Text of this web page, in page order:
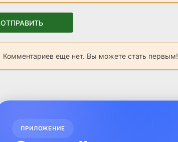
ОТПРАВИТЬ
Комментариев еще нет. Вы можете стать первым!
ПРИЛОЖЕНИЕ